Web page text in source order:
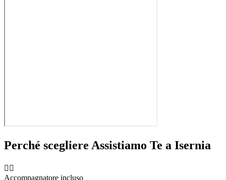
Perché scegliere Assistiamo Te a Isernia
🧑‍⚕️
Accompagnatore incluso